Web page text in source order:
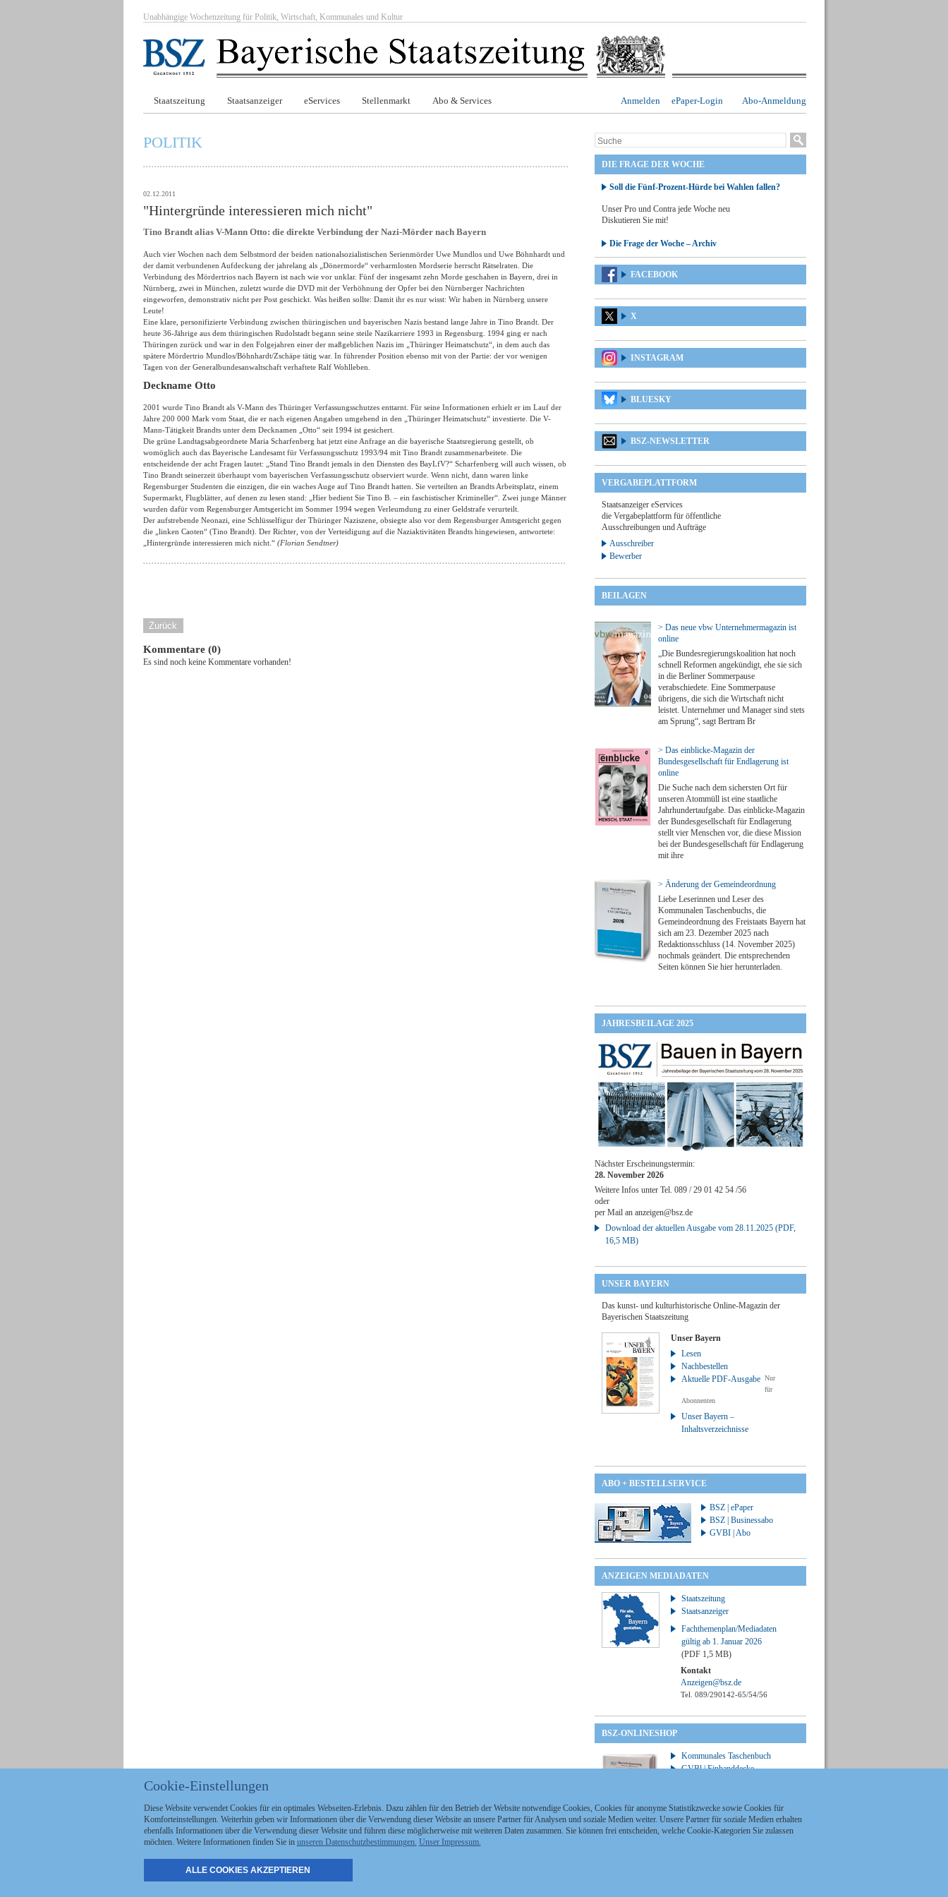
Unabhängige Wochenzeitung für Politik, Wirtschaft, Kommunales und Kultur
Abo-Anmeldung
ePaper-Login
Anmelden
Staatszeitung Staatsanzeiger eServices Stellenmarkt Abo & Services
POLITIK
02.12.2011
"Hintergründe interessieren mich nicht"
Tino Brandt alias V-Mann Otto: die direkte Verbindung der Nazi-Mörder nach Bayern
Auch vier Wochen nach dem Selbstmord der beiden nationalsozialistischen Serienmörder Uwe Mundlos und Uwe Böhnhardt und
der damit verbundenen Aufdeckung der jahrelang als „Dönermorde“ verharmlosten Mordserie herrscht Rätselraten. Die
Verbindung des Mördertrios nach Bayern ist nach wie vor unklar. Fünf der insgesamt zehn Morde geschahen in Bayern, drei in
Nürnberg, zwei in München, zuletzt wurde die DVD mit der Verhöhnung der Opfer bei den Nürnberger Nachrichten
eingeworfen, demonstrativ nicht per Post geschickt. Was heißen sollte: Damit ihr es nur wisst: Wir haben in Nürnberg unsere
Leute!
Eine klare, personifizierte Verbindung zwischen thüringischen und bayerischen Nazis bestand lange Jahre in Tino Brandt. Der
heute 36-Jährige aus dem thüringischen Rudolstadt begann seine steile Nazikarriere 1993 in Regensburg. 1994 ging er nach
Thüringen zurück und war in den Folgejahren einer der maßgeblichen Nazis im „Thüringer Heimatschutz“, in dem auch das
spätere Mördertrio Mundlos/Böhnhardt/Zschäpe tätig war. In führender Position ebenso mit von der Partie: der vor wenigen
Tagen von der Generalbundesanwaltschaft verhaftete Ralf Wohlleben.
Deckname Otto
2001 wurde Tino Brandt als V-Mann des Thüringer Verfassungsschutzes enttarnt. Für seine Informationen erhielt er im Lauf der
Jahre 200 000 Mark vom Staat, die er nach eigenen Angaben umgehend in den „Thüringer Heimatschutz“ investierte. Die V-
Mann-Tätigkeit Brandts unter dem Decknamen „Otto“ seit 1994 ist gesichert.
Die grüne Landtagsabgeordnete Maria Scharfenberg hat jetzt eine Anfrage an die bayerische Staatsregierung gestellt, ob
womöglich auch das Bayerische Landesamt für Verfassungsschutz 1993/94 mit Tino Brandt zusammenarbeitete. Die
entscheidende der acht Fragen lautet: „Stand Tino Brandt jemals in den Diensten des BayLfV?“ Scharfenberg will auch wissen, ob
Tino Brandt seinerzeit überhaupt vom bayerischen Verfassungsschutz observiert wurde. Wenn nicht, dann waren linke
Regensburger Studenten die einzigen, die ein waches Auge auf Tino Brandt hatten. Sie verteilten an Brandts Arbeitsplatz, einem
Supermarkt, Flugblätter, auf denen zu lesen stand: „Hier bedient Sie Tino B. – ein faschistischer Krimineller“. Zwei junge Männer
wurden dafür vom Regensburger Amtsgericht im Sommer 1994 wegen Verleumdung zu einer Geldstrafe verurteilt.
Der aufstrebende Neonazi, eine Schlüsselfigur der Thüringer Naziszene, obsiegte also vor dem Regensburger Amtsgericht gegen
die „linken Caoten“ (Tino Brandt). Der Richter, von der Verteidigung auf die Naziaktivitäten Brandts hingewiesen, antwortete:
„Hintergründe interessieren mich nicht.“ (Florian Sendtner)
Zurück
Kommentare (0)
Es sind noch keine Kommentare vorhanden!
DIE FRAGE DER WOCHE
Soll die Fünf-Prozent-Hürde bei Wahlen fallen?
Unser Pro und Contra jede Woche neu
Diskutieren Sie mit!
Die Frage der Woche – Archiv
FACEBOOK
X
INSTAGRAM
BLUESKY
BSZ-NEWSLETTER
VERGABEPLATTFORM
Staatsanzeiger eServices
die Vergabeplattform für öffentliche
Ausschreibungen und Aufträge
Ausschreiber
Bewerber
BEILAGEN
> Das neue vbw Unternehmermagazin ist
online
„Die Bundesregierungskoalition hat noch
schnell Reformen angekündigt, ehe sie sich
in die Berliner Sommerpause
verabschiedete. Eine Sommerpause
übrigens, die sich die Wirtschaft nicht
leistet. Unternehmer und Manager sind stets
am Sprung“, sagt Bertram Br
> Das einblicke-Magazin der
Bundesgesellschaft für Endlagerung ist
online
Die Suche nach dem sichersten Ort für
unseren Atommüll ist eine staatliche
Jahrhundertaufgabe. Das einblicke-Magazin
der Bundesgesellschaft für Endlagerung
stellt vier Menschen vor, die diese Mission
bei der Bundesgesellschaft für Endlagerung
mit ihre
> Änderung der Gemeindeordnung
Liebe Leserinnen und Leser des
Kommunalen Taschenbuchs, die
Gemeindeordnung des Freistaats Bayern hat
sich am 23. Dezember 2025 nach
Redaktionsschluss (14. November 2025)
nochmals geändert. Die entsprechenden
Seiten können Sie hier herunterladen.
JAHRESBEILAGE 2025
Nächster Erscheinungstermin:
28. November 2026
Weitere Infos unter Tel. 089 / 29 01 42 54 /56
oder
per Mail an anzeigen@bsz.de
Download der aktuellen Ausgabe vom 28.11.2025 (PDF,
16,5 MB)
UNSER BAYERN
Das kunst- und kulturhistorische Online-Magazin der
Bayerischen Staatszeitung
Unser Bayern
Lesen
Nachbestellen
Aktuelle PDF-Ausgabe Nur
für
Abonnenten
Unser Bayern –
Inhaltsverzeichnisse
ABO + BESTELLSERVICE
BSZ | ePaper
BSZ | Businessabo
GVBI | Abo
ANZEIGEN MEDIADATEN
Staatszeitung
Staatsanzeiger
Fachthemenplan/Mediadaten
gültig ab 1. Januar 2026
(PDF 1,5 MB)
Kontakt
Anzeigen@bsz.de
Tel. 089/290142-65/54/56
BSZ-ONLINESHOP
Kommunales Taschenbuch
GVBl | Einbanddecke
Politik
Stellenmarkt
Anzeigen Staatszeitung
Cookie-Einstellungen
Diese Website verwendet Cookies für ein optimales Webseiten-Erlebnis. Dazu zählen für den Betrieb der Website notwendige Cookies, Cookies für anonyme Statistikzwecke sowie Cookies für
Komforteinstellungen. Weiterhin geben wir Informationen über die Verwendung dieser Website an unsere Partner für Analysen und soziale Medien weiter. Unsere Partner für soziale Medien erhalten
ebenfalls Informationen über die Verwendung dieser Website und führen diese möglicherweise mit weiteren Daten zusammen. Sie können frei entscheiden, welche Cookie-Kategorien Sie zulassen
möchten. Weitere Informationen finden Sie in unseren Datenschutzbestimmungen. Unser Impressum.
ALLE COOKIES AKZEPTIEREN